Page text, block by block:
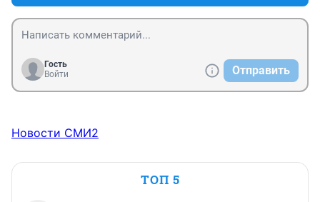
Гость
Войти
Отправить
Новости СМИ2
ТОП 5